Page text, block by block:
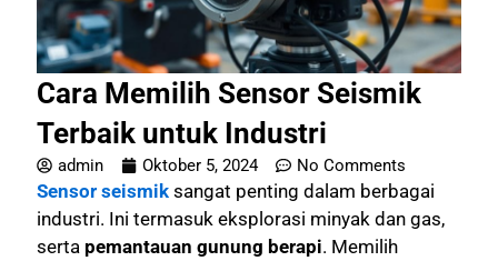
Cara Memilih Sensor Seismik
Terbaik untuk Industri
admin Oktober 5, 2024 No Comments
Sensor seismik sangat penting dalam berbagai
industri. Ini termasuk eksplorasi minyak dan gas,
serta pemantauan gunung berapi. Memilih